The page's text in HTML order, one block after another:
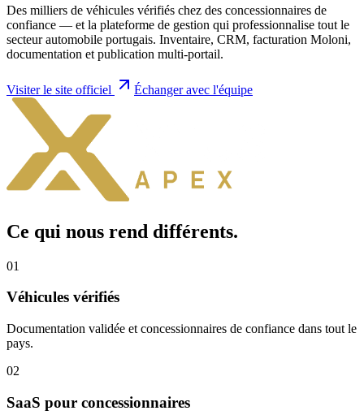
Des milliers de véhicules vérifiés chez des concessionnaires de
confiance — et la plateforme de gestion qui professionnalise tout le
secteur automobile portugais. Inventaire, CRM, facturation Moloni,
documentation et publication multi-portail.
Visiter le site officiel Échanger avec l'équipe
Ce qui nous rend différents.
01
Véhicules vérifiés
Documentation validée et concessionnaires de confiance dans tout le
pays.
02
SaaS pour concessionnaires